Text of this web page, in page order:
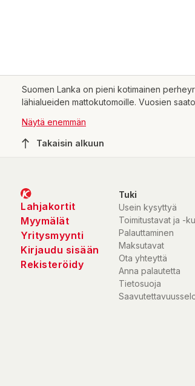
Suomen Lanka on pieni kotimainen
lähialueiden mattokutomoille. Vuosien
Näytä enemmän
Takaisin alkuun
Lahjakortit
Myymälät
Yritysmyynti
Kirjaudu sisään
Rekisteröidy
Tuki
Usein kysyttyä
Toimitustavat ja -
Palauttaminen
Maksutavat
Ota yhteyttä
Anna palautetta
Tietosuoja